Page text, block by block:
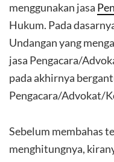
menggunakan jasa
Hukum. Pada
Undangan yang
jasa Pengacara/
pada akhirnya
Pengacara/Advokat/
Sebelum membahas
menghitungnya,